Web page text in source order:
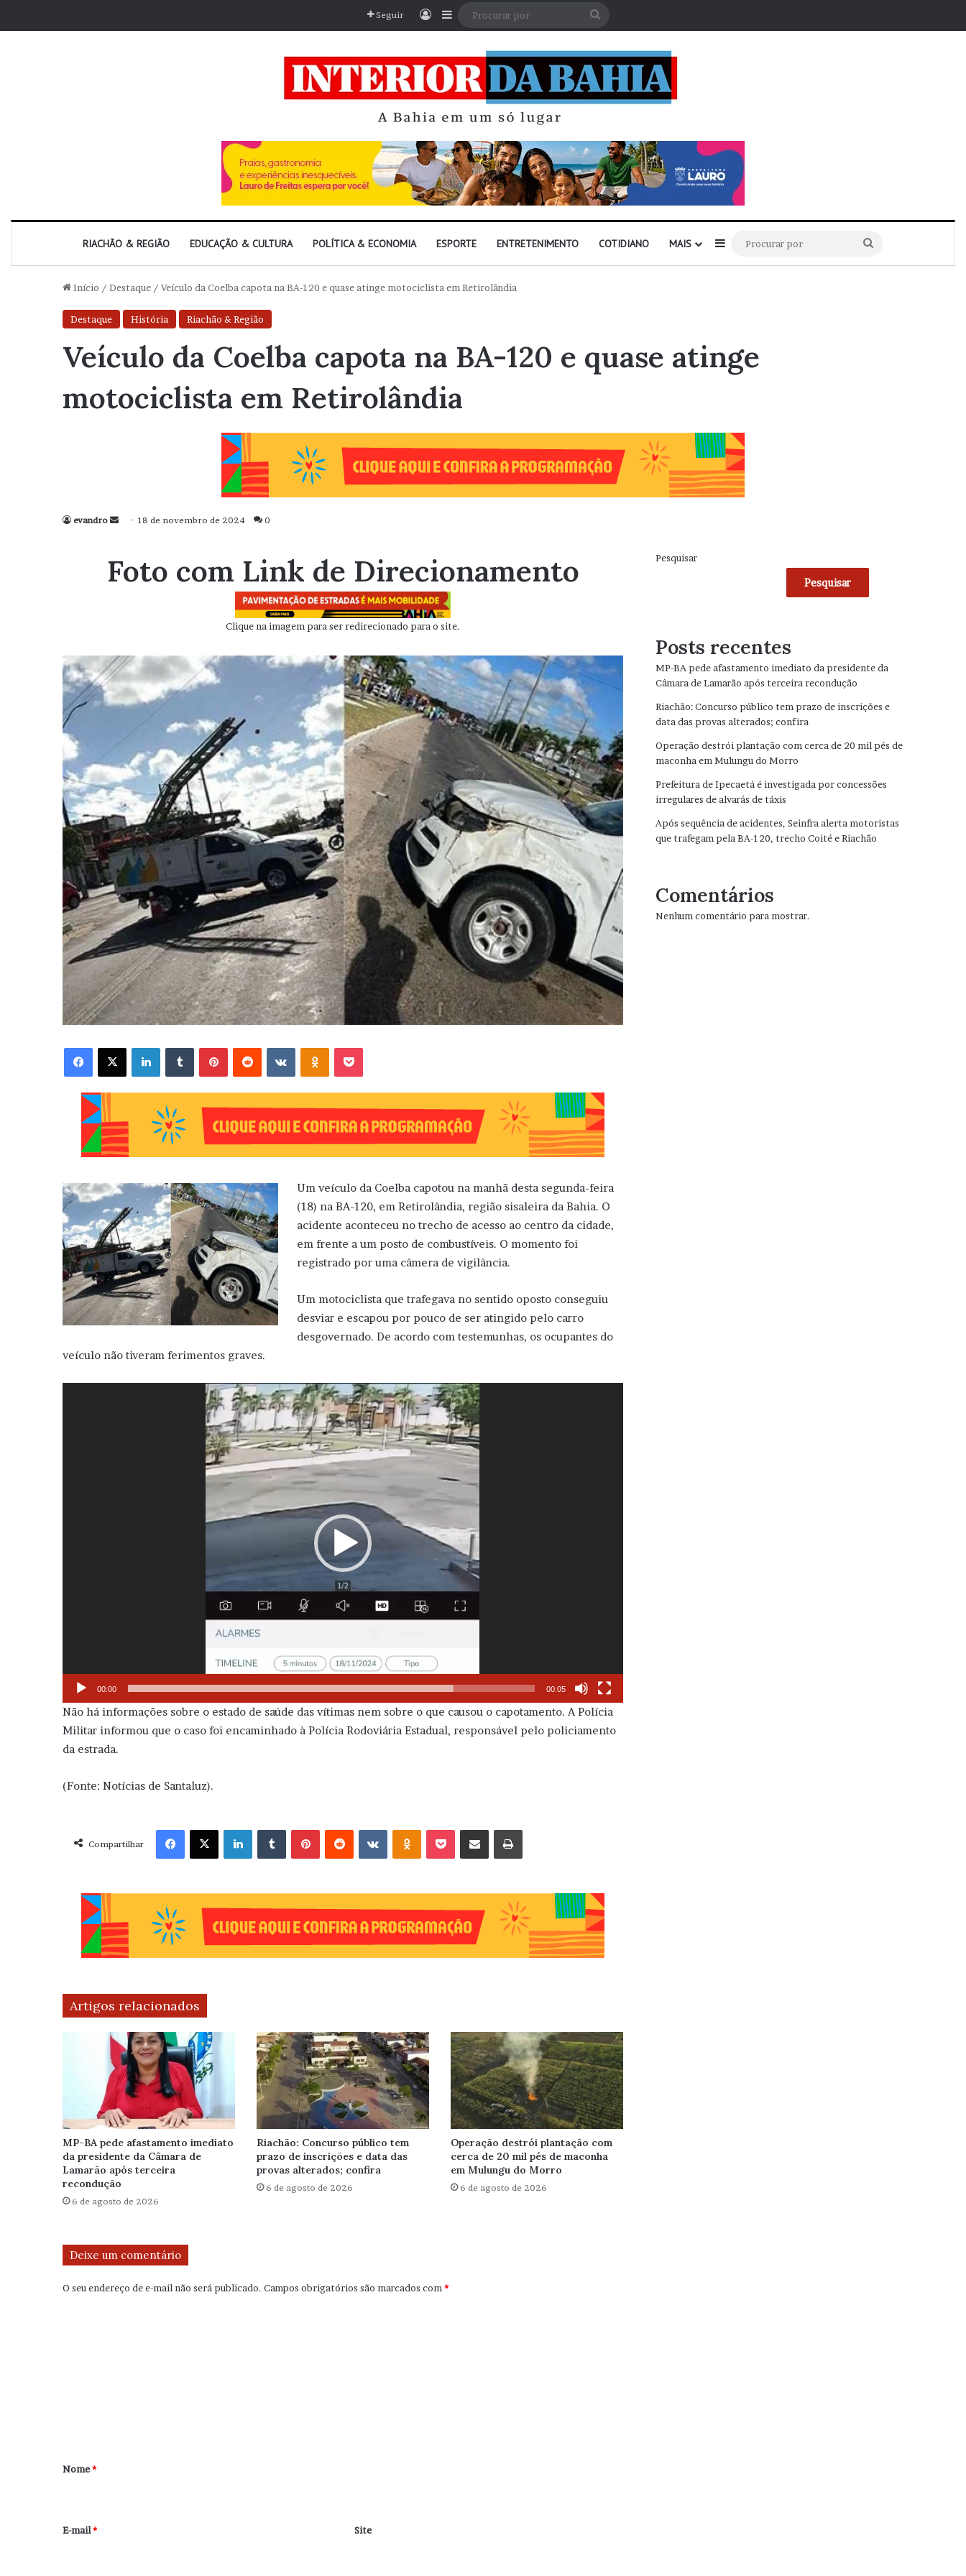
Seguir EntrarBarra Lateral
RIACHÃO & REGIÃO EDUCAÇÃO & CULTURA POLÍTICA & ECONOMIA ESPORTE ENTRETENIMENTO COTIDIANO MAIS Barra Lateral
por
Início / Destaque / Veículo da Coelba capota na BA-120 e quase atinge motociclista em Retirolândia
Destaque História Riachão & Região
Veículo da Coelba capota na BA-120 e quase atinge
motociclista em Retirolândia
evandro
Mande
mail
18 de novembro de 2024 0
Foto com Link de Direcionamento
Clique na imagem para ser redirecionado para o site.
Facebook X Linkedin VK OK
Um veículo da Coelba capotou na manhã desta segunda-feira
(18) na BA-120, em Retirolândia, região sisaleira da Bahia. O
acidente aconteceu no trecho de acesso ao centro da cidade,
em frente a um posto de combustíveis. O momento foi
registrado por uma câmera de vigilância.
Um motociclista que trafegava no sentido oposto conseguiu
desviar e escapou por pouco de ser atingido pelo carro
desgovernado. De acordo com testemunhas, os ocupantes do
veículo não tiveram ferimentos graves.
00:00 00:05
Não há informações sobre o estado de saúde das vítimas nem sobre o que causou o capotamento. A Polícia
Militar informou que o caso foi encaminhado à Polícia Rodoviária Estadual, responsável pelo policiamento
da estrada.
(Fonte: Notícias de Santaluz).
Compartilhar
Facebook X Linkedin VK OK
Artigos relacionados
MP-BA pede afastamento imediato
da presidente da Câmara de
Lamarão após terceira
recondução
6 de agosto de 2026
Riachão: Concurso público tem
prazo de inscrições e data das
provas alterados; confira
6 de agosto de 2026
Operação destrói plantação com
cerca de 20 mil pés de maconha
em Mulungu do Morro
6 de agosto de 2026
Deixe um comentário
O seu endereço de e-mail não será publicado. Campos obrigatórios são marcados com*
r
*
Nome*
E-mail* Site
Pesquisar
Pesquisar
Posts recentes
MP-BA pede afastamento imediato da presidente da
Câmara de Lamarão após terceira recondução
Riachão: Concurso público tem prazo de inscrições e
data das provas alterados; confira
Operação destrói plantação com cerca de 20 mil pés de
maconha em Mulungu do Morro
Prefeitura de Ipecaetá é investigada por concessões
irregulares de alvarás de táxis
Após sequência de acidentes, Seinfra alerta motoristas
que trafegam pela BA-120, trecho Coité e Riachão
Comentários
Nenhum comentário para mostrar.